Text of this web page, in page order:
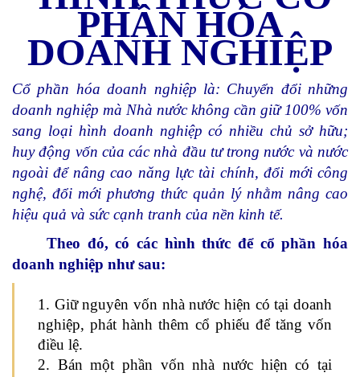
PHẦN HÓA
DOANH NGHIỆP
Cổ phần hóa doanh nghiệp là: Chuyển đổi những
doanh nghiệp mà Nhà nước không cần giữ 100% vốn
sang loại hình doanh nghiệp có nhiều chủ sở hữu;
huy động vốn của các nhà đầu tư trong nước và nước
ngoài để nâng cao năng lực tài chính, đổi mới công
nghệ, đổi mới phương thức quản lý nhằm nâng cao
hiệu quả và sức cạnh tranh của nền kinh tế.
Theo đó, có các hình thức để cổ phần hóa
doanh nghiệp như sau:
1. Giữ nguyên vốn nhà nước hiện có tại doanh
nghiệp, phát hành thêm cổ phiếu để tăng vốn
điều lệ.
2. Bán một phần vốn nhà nước hiện có tại